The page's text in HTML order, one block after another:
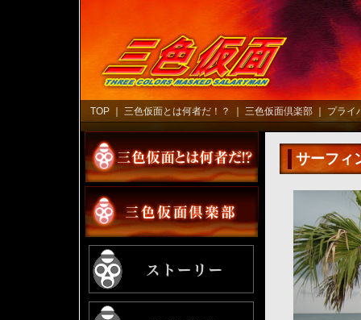
TOP 三色仮面とは何者だ！？ 三色仮面倶楽部 プライ
サーフィ